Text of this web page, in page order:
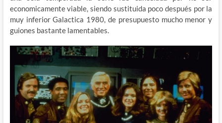
economicamente viable, siendo sustituida poco después por la
muy inferior Galactica 1980, de presupuesto mucho menor y
guiones bastante lamentables.